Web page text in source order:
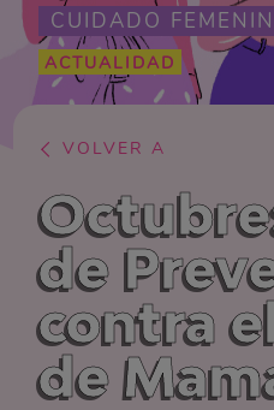
CUIDADO
ACTUALIDAD
VOLVER A
de
contra
de